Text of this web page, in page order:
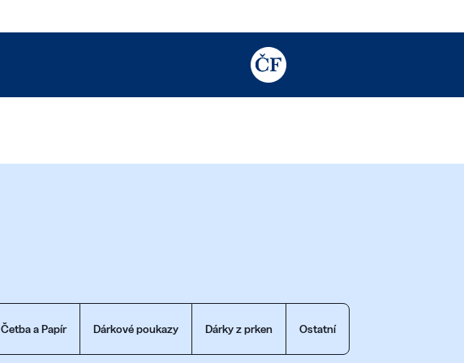
TODO: Add description for reader
Četba a Papír Dárkové poukazy Dárky z prken Ostatní